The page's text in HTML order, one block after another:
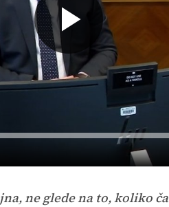
Predvajaj
ne glede na to, koliko